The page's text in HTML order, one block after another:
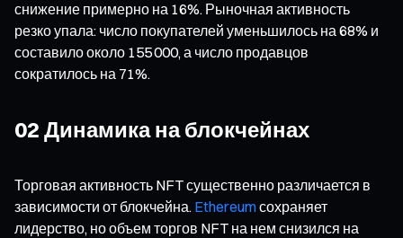
снижение примерно на 16%. Рыночная активность
резко упала: число покупателей уменьшилось на 68% и
составило около 155 000, а число продавцов
сократилось на 71%.
02 Динамика на блокчейнах
Торговая активность NFT существенно различается в
зависимости от блокчейна. Ethereumсохраняет
лидерство, но объем торгов NFT на нем снизился на